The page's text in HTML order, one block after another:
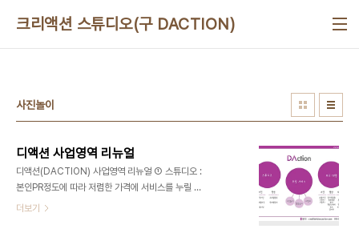
크리액션 스튜디오(구 DACTION)
사진놀이
디액션 사업영역 리뉴얼
디액션(DACTION) 사업영역 리뉴얼 ① 스튜디오 :
본인PR정도에 따라 저렴한 가격에 서비스를 누릴 수
있다. 사진 - 증명사진, 프로필사진,제품사진 영상 -
더보기